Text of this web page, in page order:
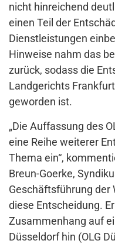
nicht hinreichend
einen Teil der
Dienstleistungen
Hinweise nahm das
zurück, sodass die
Landgerichts
geworden ist.
„Die Auffassung des
eine Reihe weiterer
Thema ein“,
Breun-Goerke,
Geschäftsführung
diese Entscheidung.
Zusammenhang auf
Düsseldorf hin (OLG